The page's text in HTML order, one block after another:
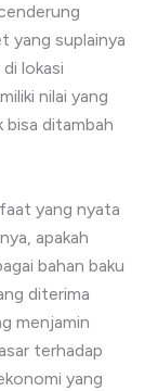
yang suplainya
lokasi
nilai yang
bisa ditambah
yang nyata
apakah
bahan baku
diterima
menjamin
terhadap
yang